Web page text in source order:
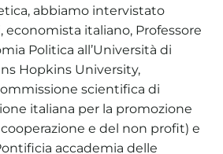
abbiamo intervistato
, economista italiano, Professore
Politica all’Università di
Hopkins University,
scientifica di
italiana per la promozione
e del non profit) e
accademia delle